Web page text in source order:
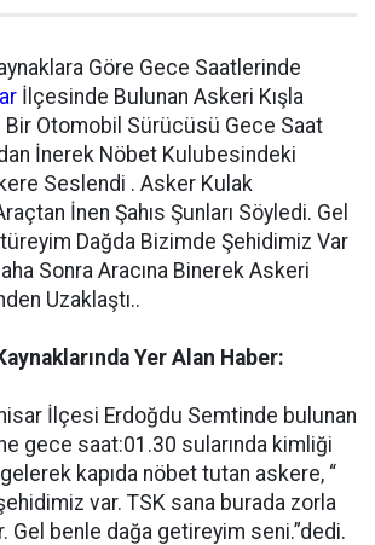
Göre Gece Saatlerinde
İlçesinde Bulunan Askeri Kışla
Bir Otomobil Sürücüsü Gece Saat
İnerek Nöbet Kulubesindeki
Seslendi . Asker Kulak
İnen Şahıs Şunları Söyledi. Gel
Dağda Bizimde Şehidimiz Var
Sonra Aracına Binerek Askeri
Uzaklaştı..
Yer Alan Haber:
İlçesi Erdoğdu Semtinde bulunan
gece saat:01.30 sularında kimliği
kapıda nöbet tutan askere, “
var. TSK sana burada zorla
Gel benle dağa getireyim seni.”dedi.